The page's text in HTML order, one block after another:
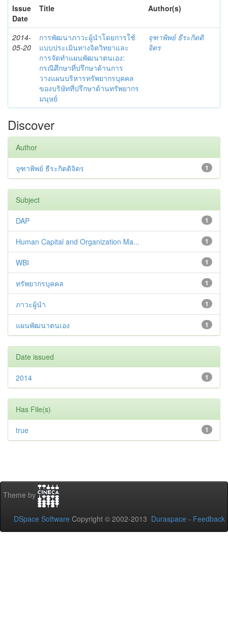
Issue
Date
Title Author(s)
2014-
05-20
การพัฒนาภาวะผู้นำโดยการใช้
แบบประเมินทางจิตวิทยาและ
การจัดทำแผนพัฒนาตนเอง:
กรณีศึกษาที่ปรึกษาด้านการ
วางแผนบริหารทรัพยากรบุคคล
ของบริษัทที่ปรึกษาด้านทรัพยากร
มนุษย์
จุฑาพิพย์ ธีระกิตติ
จิตร
Discover
Author
1
จุฑาพิพย์ ธีระกิตติจิตร
Subject
1
DAP
1
Human Capital and Organization Ma...
1
WBI
1
ทรัพยากรบุคคล
1
ภาวะผู้นำ
1
แผนพัฒนาตนเอง
Date issued
1
2014
Has File(s)
1
true
Theme by
DSpace Software Copyright © 2002-2013 Duraspace - Feedback